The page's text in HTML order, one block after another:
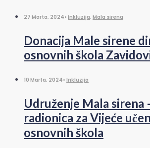
27 Marta, 2024• Inkluzija, Mala sirena
Donacija Male sirene
osnovnih škola
10 Marta, 2024• Inkluzija
Udruženje Mala sirena
radionica za Vijeće
osnovnih škola